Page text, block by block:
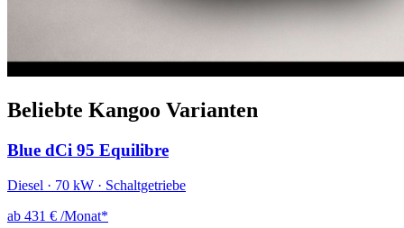
Beliebte Kangoo Varianten
Blue dCi 95 Equilibre
Diesel · 70 kW · Schaltgetriebe
ab 431 € /Monat*